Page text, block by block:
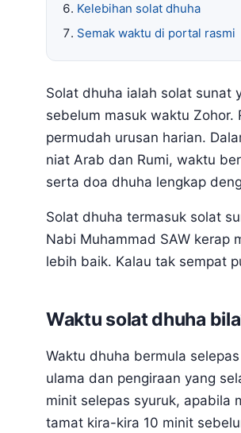
Kelebihan solat dhuha
Semak waktu di portal rasmi
Solat dhuha ialah solat sunat
sebelum masuk waktu Zohor.
permudah urusan harian.
niat Arab dan Rumi, waktu
serta doa dhuha lengkap
Solat dhuha termasuk solat
Nabi Muhammad SAW kerap
lebih baik. Kalau tak sempat
Waktu solat dhuha
Waktu dhuha bermula
ulama dan pengiraan yang
minit selepas syuruk, apabila
tamat kira-kira 10 minit